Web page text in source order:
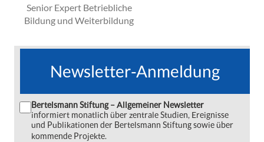
Senior Expert Betriebliche
Bildung und Weiterbildung
Newsletter-Anmeldung
Bertelsmann Stiftung – Allgemeiner Newsletter
informiert monatlich über zentrale Studien, Ereignisse
und Publikationen der Bertelsmann Stiftung sowie über
kommende Projekte.